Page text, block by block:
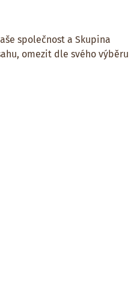
společnost a Skupina
omezit dle svého výběru